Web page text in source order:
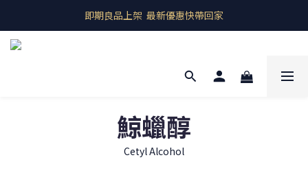
即期良品上架  最新優惠快帶回家
即期良品上架  最新優惠快帶回家
預購商品 歐洲產地直送
鯨蠟醇
Cetyl Alcohol